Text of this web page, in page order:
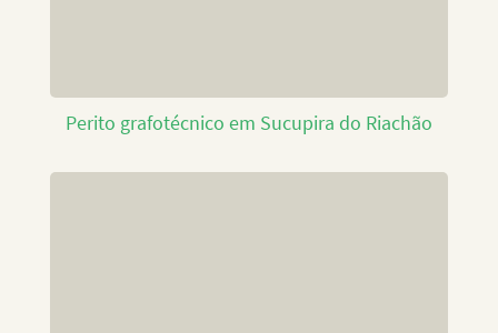
Perito grafotécnico em Sucupira do Riachão